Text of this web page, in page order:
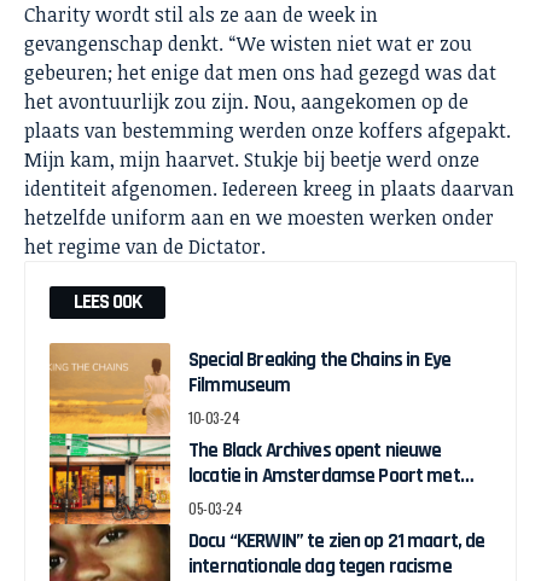
Charity wordt stil als ze aan de week in
gevangenschap denkt. “We wisten niet wat er zou
gebeuren; het enige dat men ons had gezegd was dat
het avontuurlijk zou zijn. Nou, aangekomen op de
plaats van bestemming werden onze koffers afgepakt.
Mijn kam, mijn haarvet. Stukje bij beetje werd onze
identiteit afgenomen. Iedereen kreeg in plaats daarvan
hetzelfde uniform aan en we moesten werken onder
het regime van de Dictator.
LEES OOK
Special Breaking the Chains in Eye
Filmmuseum
10-03-24
The Black Archives opent nieuwe
locatie in Amsterdamse Poort met
pop-up expo over Ghanese
05-03-24
Docu “KERWIN” te zien op 21 maart, de
internationale dag tegen racisme